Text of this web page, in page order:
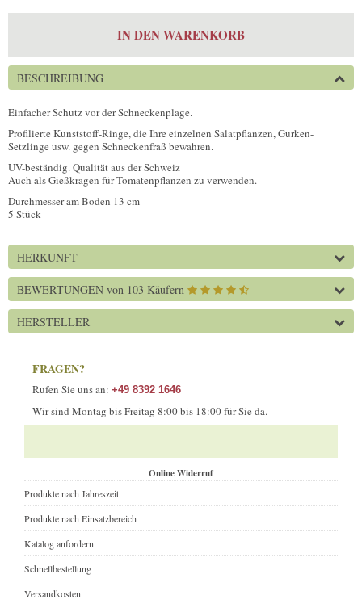
IN DEN WARENKORB
BESCHREIBUNG
Einfacher Schutz vor der Schneckenplage.
Profilierte Kunststoff-Ringe, die Ihre einzelnen Salatpflanzen, Gurken-
Setzlinge usw. gegen Schneckenfraß bewahren.
UV-beständig. Qualität aus der Schweiz
Auch als Gießkragen für Tomatenpflanzen zu verwenden.
Durchmesser am Boden 13 cm
5 Stück
HERKUNFT
BEWERTUNGEN von 103 Käufern
HERSTELLER
FRAGEN?
Rufen Sie uns an: +49 8392 1646
Wir sind Montag bis Freitag 8:00 bis 18:00 für Sie da.
Online Widerruf
Produkte nach Jahreszeit
Produkte nach Einsatzbereich
Katalog anfordern
Schnellbestellung
Versandkosten